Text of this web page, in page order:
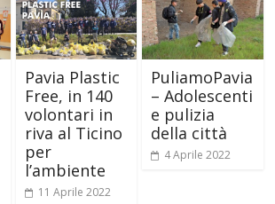
Pavia Plastic
Free, in 140
volontari in
riva al Ticino
per
l’ambiente
11 Aprile 2022
PuliamoPavia
– Adolescenti
e pulizia
della città
4 Aprile 2022